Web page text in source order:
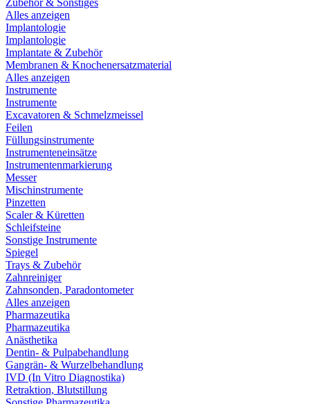
Zubehör & Sonstiges
Alles anzeigen
Implantologie
Implantologie
Implantate & Zubehör
Membranen & Knochenersatzmaterial
Alles anzeigen
Instrumente
Instrumente
Excavatoren & Schmelzmeissel
Feilen
Füllungsinstrumente
Instrumenteneinsätze
Instrumentenmarkierung
Messer
Mischinstrumente
Pinzetten
Scaler & Küretten
Schleifsteine
Sonstige Instrumente
Spiegel
Trays & Zubehör
Zahnreiniger
Zahnsonden, Paradontometer
Alles anzeigen
Pharmazeutika
Pharmazeutika
Anästhetika
Dentin- & Pulpabehandlung
Gangrän- & Wurzelbehandlung
IVD (In Vitro Diagnostika)
Retraktion, Blutstillung